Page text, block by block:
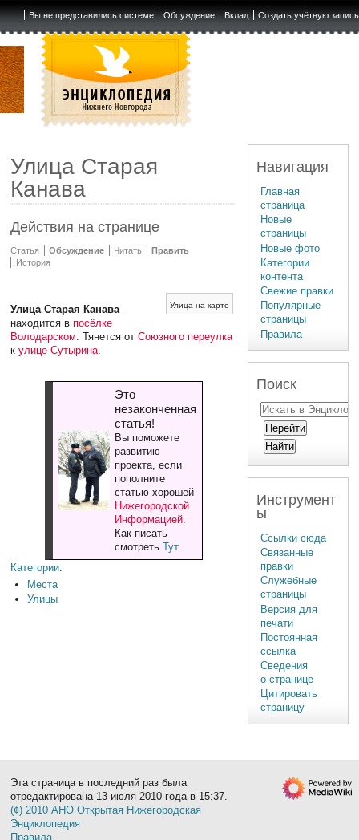
Вы не представились системе Обсуждение Вклад Создать учётную запись
Улица Старая
Канава
Действия на странице
Статья Обсуждение Читать
Править
История
Улица на карте
Улица Старая Канава-
находится впосёлке
Володарском. Тянется отСоюзного переулка
кулице Сутырина.
Это
незаконченная
статья!
Вы поможете
развитию
проекта, если
пополните
статью хорошей
Нижегородской
Информацией.
Как писать
смотреть Тут.
Категории:
Места
Улицы
Навигация
Главная
страница
Новые
страницы
Новые фото
Категории
контента
Свежие правки
Популярные
страницы
Правила
Поиск
Инструмент
ы
Ссылки сюда
Связанные
правки
Служебные
страницы
Версия для
печати
Постоянная
ссылка
Сведения
о странице
Цитировать
страницу
Эта страница в последний раз была
отредактирована 13 июля 2010 года в 15:37.
(¢) 2010 АНО Открытая Нижегородская
Энциклопедия
Правила